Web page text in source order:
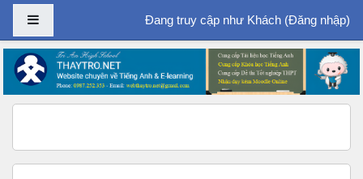
Chuyển tới nội dung chính
Bảng điều khiển cạnhĐang truy cập như Khách (Đăng nhập)